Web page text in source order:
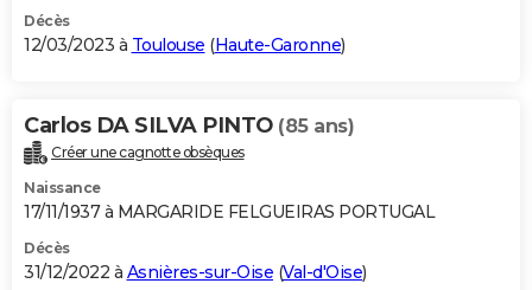
Décès
12/03/2023 à Toulouse (Haute-Garonne)
Carlos DA SILVA PINTO (85 ans)
Créer une cagnotte obsèques
Naissance
17/11/1937 à MARGARIDE FELGUEIRAS PORTUGAL
Décès
31/12/2022 à Asnières-sur-Oise (Val-d'Oise)